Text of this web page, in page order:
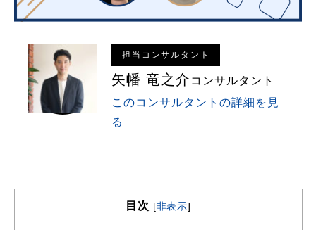
担当コンサルタント
矢幡 竜之介 コンサルタント
このコンサルタントの詳細を見
る
目次 [非表示]